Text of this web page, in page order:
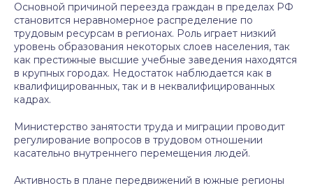
Основной причиной переезда граждан в пределах РФ
становится неравномерное распределение по
трудовым ресурсам в регионах. Роль играет низкий
уровень образования некоторых слоев населения, так
как престижные высшие учебные заведения находятся
в крупных городах. Недостаток наблюдается как в
квалифицированных, так и в неквалифицированных
кадрах.
Министерство занятости труда и миграции проводит
регулирование вопросов в трудовом отношении
касательно внутреннего перемещения людей.
Активность в плане передвижений в южные регионы